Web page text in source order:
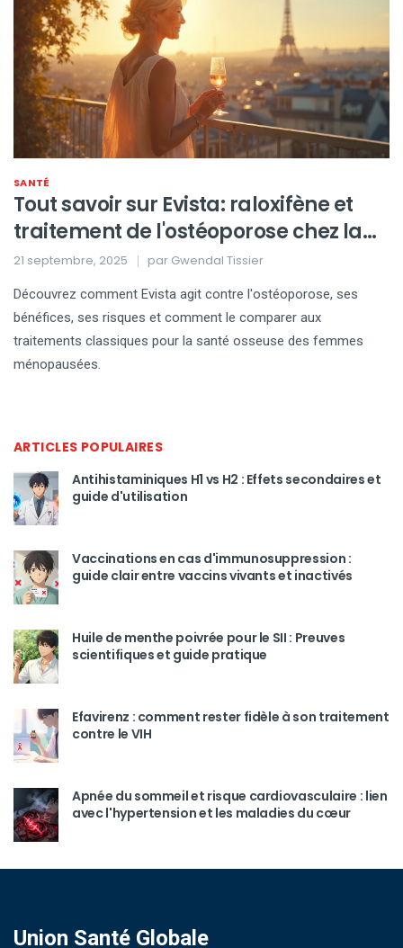
SANTÉ
Tout savoir sur Evista: raloxifène et
traitement de l'ostéoporose chez la
femme ménopausée
21 septembre, 2025 par Gwendal Tissier
Découvrez comment Evista agit contre l'ostéoporose, ses
bénéfices, ses risques et comment le comparer aux
traitements classiques pour la santé osseuse des femmes
ménopausées.
ARTICLES POPULAIRES
Antihistaminiques H1 vs H2 : Effets secondaires et
guide d'utilisation
Vaccinations en cas d'immunosuppression :
guide clair entre vaccins vivants et inactivés
Huile de menthe poivrée pour le SII : Preuves
scientifiques et guide pratique
Efavirenz : comment rester fidèle à son traitement
contre le VIH
Apnée du sommeil et risque cardiovasculaire : lien
avec l'hypertension et les maladies du cœur
Union Santé Globale